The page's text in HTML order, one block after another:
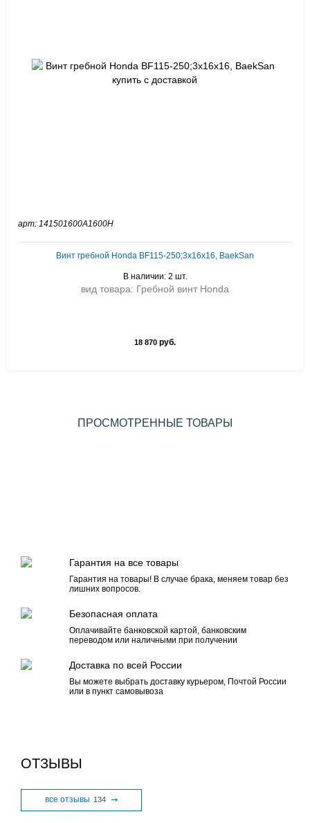
арт: 141501600A1600H
Винт гребной Honda BF115-250;3x16x16, BaekSan
В наличии: 2 шт.
вид товара: Гребной винт Honda
18 870 руб.
ПРОСМОТРЕННЫЕ ТОВАРЫ
Гарантия на все товары
Гарантия на товары! В случае брака, меняем товар без
лишних вопросов.
Безопасная оплата
Оплачивайте банковской картой, банковским
переводом или наличными при получении
Доставка по всей России
Вы можете выбрать доставку курьером, Почтой России
или в пункт самовывоза
ОТЗЫВЫ
все отзывы 134